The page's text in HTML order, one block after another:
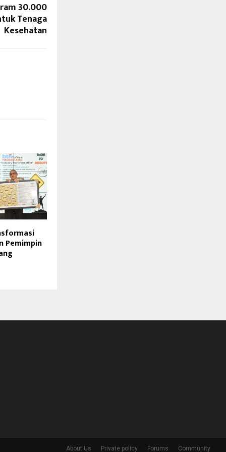
30.000
Tenaga
Kesehatan
Pemimpin
About Us Private policy Forums Community